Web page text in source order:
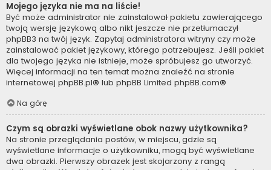
Mojego języka nie ma na liście!
Być może administrator nie zainstalował pakietu zawierającego
twoją wersję językową albo nikt jeszcze nie przetłumaczył
phpBB3 na twój język. Zapytaj administratora witryny czy może
zainstalować pakiet językowy, którego potrzebujesz. Jeśli pakiet
dla twojego języka nie istnieje, może spróbujesz go utworzyć.
Więcej informacji na ten temat można znaleźć na stronie
internetowej phpBB.pl® lub phpBB Limited phpBB.com®
Na górę
Czym są obrazki wyświetlane obok nazwy użytkownika?
Na stronie przeglądania postów, w miejscu, gdzie są
wyświetlane informacje o użytkowniku, mogą być wyświetlane
dwa obrazki. Pierwszy obrazek jest skojarzony z rangą